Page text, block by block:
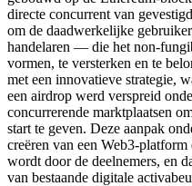
directe concurrent van
om de daadwerkelijke
handelaren — die het non-
vormen, te versterken en te
met een innovatieve strategie,
een airdrop werd verspreid
concurrerende marktplaatsen
start te geven. Deze aanpak
creëren van een Web3-
wordt door de deelnemers, en
van bestaande digitale